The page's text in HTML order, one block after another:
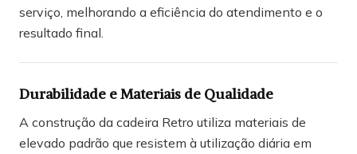
serviço, melhorando a eficiência do atendimento e o
resultado final.
Durabilidade e Materiais de Qualidade
A construção da cadeira Retro utiliza materiais de
elevado padrão que resistem à utilização diária em